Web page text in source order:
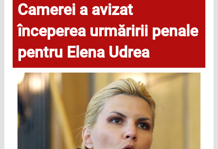
Camerei a avizat
începerea urmăririi penale
pentru Elena Udrea